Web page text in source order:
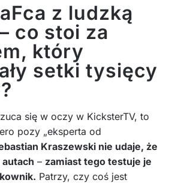
z ludzką
co stoi za
który
setki tysięcy
się w oczy w KicksterTV, to
pozy „eksperta od
Kraszewski nie udaje, że
– zamiast tego testuje je
Patrzy, czy coś jest